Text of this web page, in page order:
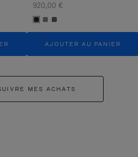
920,00 €
AJOUTER AU PANIER
MES ACHATS